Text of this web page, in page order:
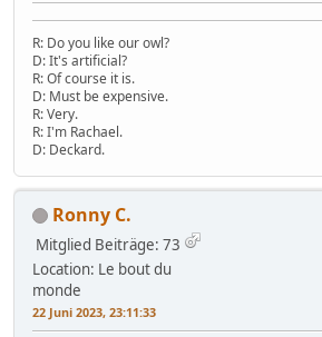
R: Do you like our owl?
D: It's artificial?
R: Of course it is.
D: Must be expensive.
R: Very.
R: I'm Rachael.
D: Deckard.
Ronny C.
Mitglied Beiträge: 73
Location: Le bout du
monde
22 Juni 2023, 23:11:33